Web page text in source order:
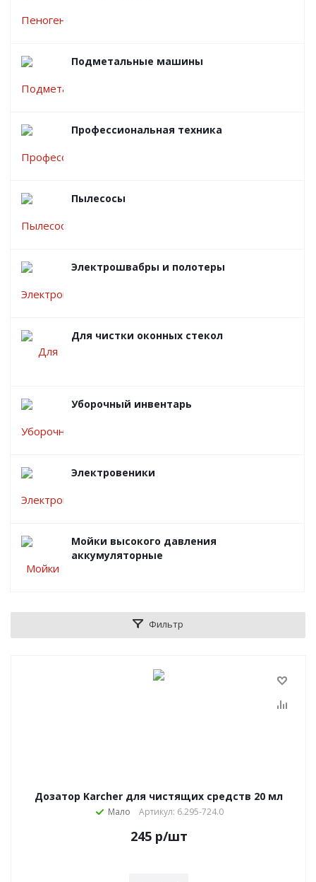
Подметальные машины
Профессиональная техника
Пылесосы
Электрошвабры и полотеры
Для чистки оконных стекол
Уборочный инвентарь
Электровеники
Мойки высокого давления
аккумуляторные
Фильтр
Дозатор Karcher для чистящих средств 20 мл
Мало Артикул: 6.295-724.0
245р/шт